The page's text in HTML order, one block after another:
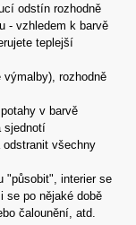
odstín rozhodně
- vzhledem k barvě
teplejší
rozhodně
v barvě
sjednotí
odstranit všechny
"působit", interier se
se po nějaké době
čalounění, atd.